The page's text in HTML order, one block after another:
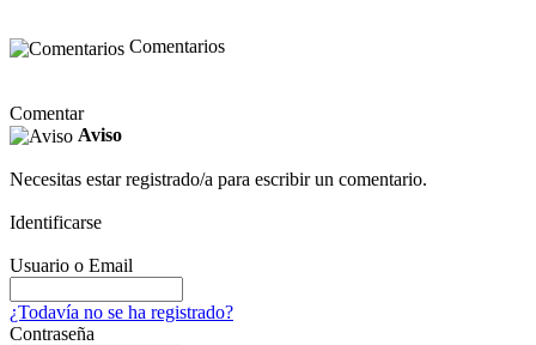
Comentarios
Comentar
Aviso
Necesitas estar registrado/a para escribir un comentario.
Identificarse
Usuario o Email
¿Todavía no se ha registrado?
Contraseña